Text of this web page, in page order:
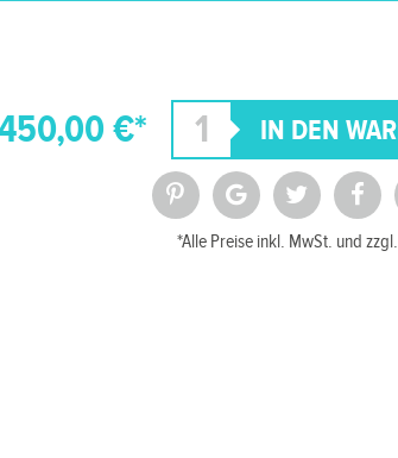
€*
*Alle Preise inkl. MwSt. und zzgl.